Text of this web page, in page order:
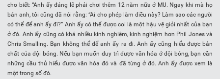
cho biết: “Anh ấy đáng lẽ phải chơi thêm 12 năm nữa ở MU. Ngay khi mà họ
bán anh, tôi cũng đã nói rằng: “Ai cho phép làm điều này? Làm sao các người
có thể để anh ấy đi?” Anh ấy có thể được coi là một hậu vệ giỏi nhất của bạn
ở đó. Anh ấy cũng có khá nhiều kinh nghiệm, kinh nghiệm hơn Phil Jones và
Chris Smalling. Bạn không thể để anh ấy ra đi. Anh ấy cũng hiểu được bản
chất của đội bóng. Nếu bạn muốn duy trì được văn hóa ở đội bóng, bạn cần
những cầu thủ hiểu được văn hóa đó và đã từng ở đó. Anh ấy được xem là
một trong số đó.